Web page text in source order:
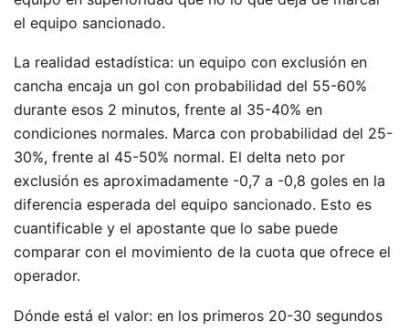
el equipo sancionado.
La realidad estadística: un equipo con exclusión en
cancha encaja un gol con probabilidad del 55-60%
durante esos 2 minutos, frente al 35-40% en
condiciones normales. Marca con probabilidad del 25-
30%, frente al 45-50% normal. El delta neto por
exclusión es aproximadamente -0,7 a -0,8 goles en la
diferencia esperada del equipo sancionado. Esto es
cuantificable y el apostante que lo sabe puede
comparar con el movimiento de la cuota que ofrece el
operador.
Dónde está el valor: en los primeros 20-30 segundos